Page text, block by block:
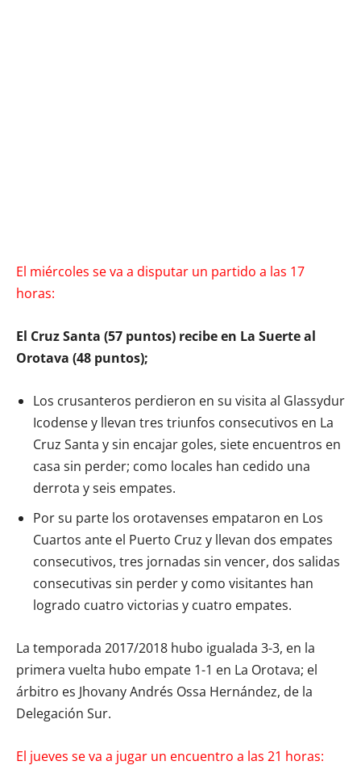
El miércoles se va a disputar un partido a las 17
horas:
El Cruz Santa (57 puntos) recibe en La Suerte al
Orotava (48 puntos);
Los crusanteros perdieron en su visita al Glassydur
Icodense y llevan tres triunfos consecutivos en La
Cruz Santa y sin encajar goles, siete encuentros en
casa sin perder; como locales han cedido una
derrota y seis empates.
Por su parte los orotavenses empataron en Los
Cuartos ante el Puerto Cruz y llevan dos empates
consecutivos, tres jornadas sin vencer, dos salidas
consecutivas sin perder y como visitantes han
logrado cuatro victorias y cuatro empates.
La temporada 2017/2018 hubo igualada 3-3, en la
primera vuelta hubo empate 1-1 en La Orotava; el
árbitro es Jhovany Andrés Ossa Hernández, de la
Delegación Sur.
El jueves se va a jugar un encuentro a las 21 horas: